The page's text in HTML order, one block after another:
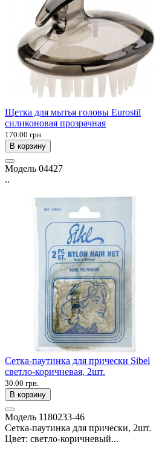
Щетка для мытья головы Eurostil
силиконовая прозрачная
170.00 грн.
В корзину
Модель 04427
..
Сетка-паутинка для прически Sibel
светло-коричневая, 2шт.
30.00 грн.
В корзину
Модель 1180233-46
Сетка-паутинка для прически, 2шт.
Цвет: светло-коричневый...